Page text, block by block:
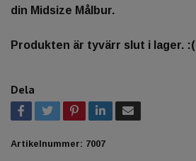
din Midsize Målbur.
Produkten är tyvärr slut i lager. :(
Dela
Artikelnummer: 7007